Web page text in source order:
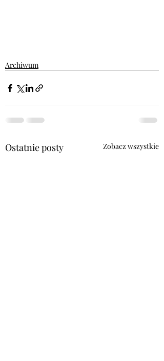
Archiwum
Ostatnie posty Zobacz wszystkie